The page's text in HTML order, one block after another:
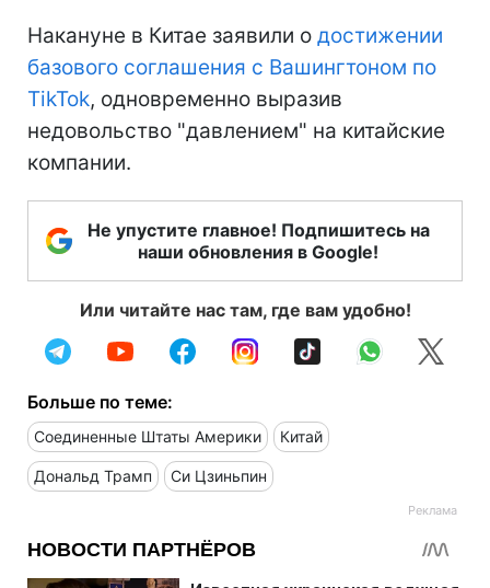
Накануне в Китае заявили о достижении
базового соглашения с Вашингтоном по
TikTok, одновременно выразив
недовольство "давлением" на китайские
компании.
Не упустите главное! Подпишитесь на
наши обновления в Google!
Или читайте нас там, где вам удобно!
Больше по теме:
Соединенные Штаты Америки Китай
Дональд Трамп Си Цзиньпин